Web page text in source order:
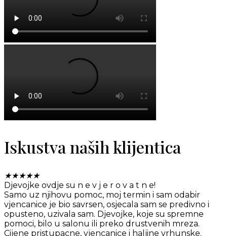
Iskustva naših klijentica
★★★★★
Djevojke ovdje su n e v j e r o v a t n e!
Samo uz njihovu pomoc, moj termin i sam odabir
vjencanice je bio savrsen, osjecala sam se predivno i
opusteno, uzivala sam. Djevojke, koje su spremne
pomoci, bilo u salonu ili preko drustvenih mreza.
Cijene pristupacne, vjencanice i haljine vrhunske.